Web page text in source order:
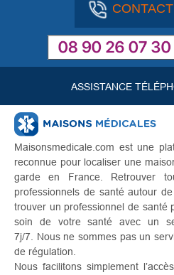
ASSISTANCE
Maisonsmedicale.com est une
reconnue pour localiser une
garde en France. Retrouver
professionnels de santé autour
trouver un professionnel de santé
soin de votre santé avec un
7j/7. Nous ne sommes pas un
de régulation.
Nous facilitons simplement